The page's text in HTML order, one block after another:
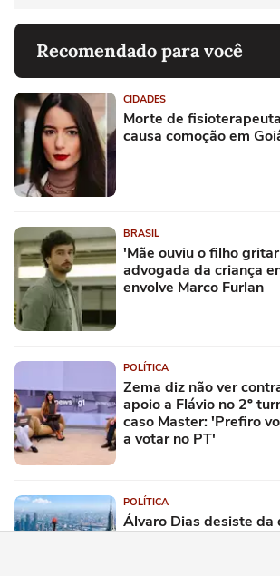
Recomendado para você
CIDADES
Morte de
causa comoção em
BRASIL
'Mãe ouviu o filho
advogada da criança
envolve Marco Furlan
POLÍTICA
Zema diz não ver
apoio a Flávio no 2º
caso Master: 'Prefiro
a votar no PT'
POLÍTICA
Álvaro Dias desiste da
Senado pelo Paraná